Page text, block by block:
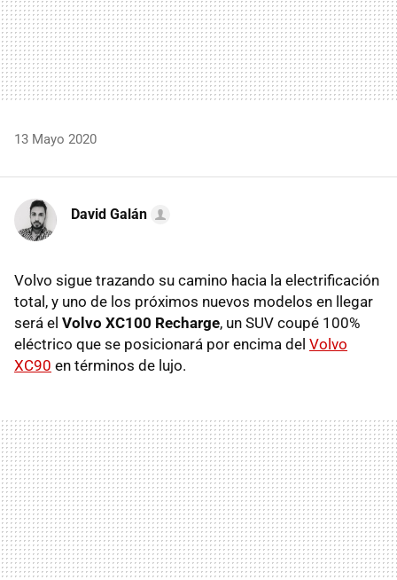
13 Mayo 2020
David Galán
Volvo sigue trazando su camino hacia la electrificación
total, y uno de los próximos nuevos modelos en llegar
será el Volvo XC100 Recharge, un SUV coupé 100%
eléctrico que se posicionará por encima del Volvo
XC90 en términos de lujo.